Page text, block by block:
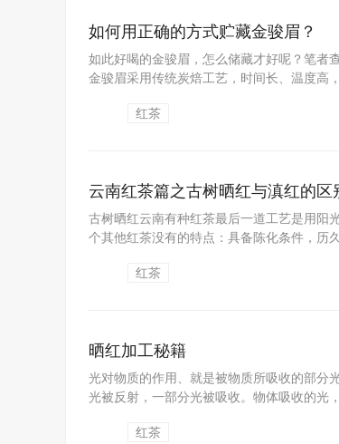
如何用正确的方式贮藏金骏眉？
如此好喝的金骏眉，怎么储藏才好呢？笔者
金骏眉采用传统炭焙工艺，时间长、温度高
红茶
云南红茶篇之古树晒红与滇红的区
古树晒红云南有种红茶最后一道工艺是用阳
个其他红茶没有的特点：具备陈化条件，历
红茶
晒红加工秘籍
光对物质的作用、就是被物质所吸收的部分
光被反射，一部分光被吸收。物体吸收的光
红茶